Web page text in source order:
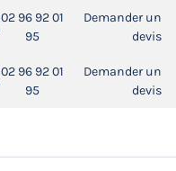
02 96 92 01
95
Demander un
devis
02 96 92 01
95
Demander un
devis